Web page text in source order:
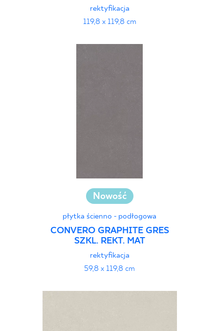
rektyfikacja
119,8 x 119,8 cm
Nowość
płytka ścienno - podłogowa
CONVERO GRAPHITE GRES
SZKL. REKT. MAT
rektyfikacja
59,8 x 119,8 cm